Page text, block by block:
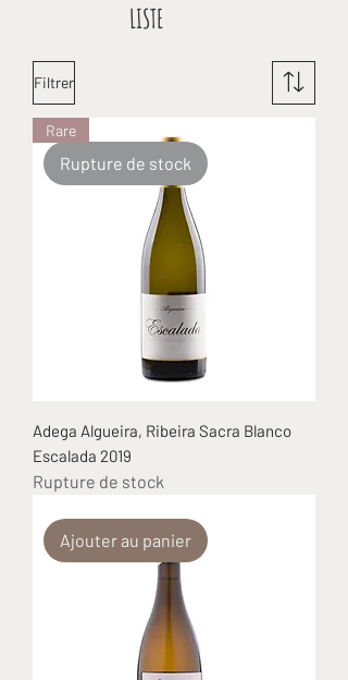
LISTE
Filtrer
Rupture de stock
Rare
Adega Algueira, Ribeira Sacra Blanco
Escalada 2019
Rupture de stock
Ajouter au panier